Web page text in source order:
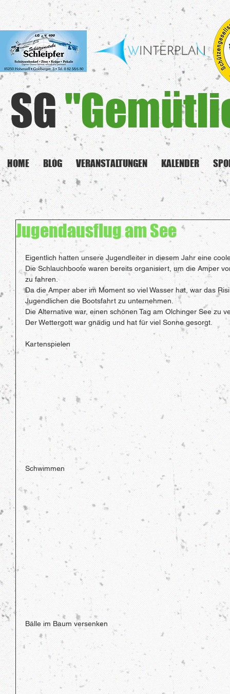
SG
HOME BLOG VERANSTALTUNGEN KALENDER
Jugendausflug am See
Eigentlich hatten unsere Jugendleiter in diesem Jahr eine
Die Schlauchboote waren bereits organisiert, um die Amper
zu fahren.
Da die Amper aber im Moment so viel Wasser hat, war das
Jugendlichen die Bootsfahrt zu unternehmen.
Die Alternative war, einen schönen Tag am Olchinger See zu
Der Wettergott war gnädig und hat für viel Sonne gesorgt.
Kartenspielen
Schwimmen
Bälle im Baum versenken